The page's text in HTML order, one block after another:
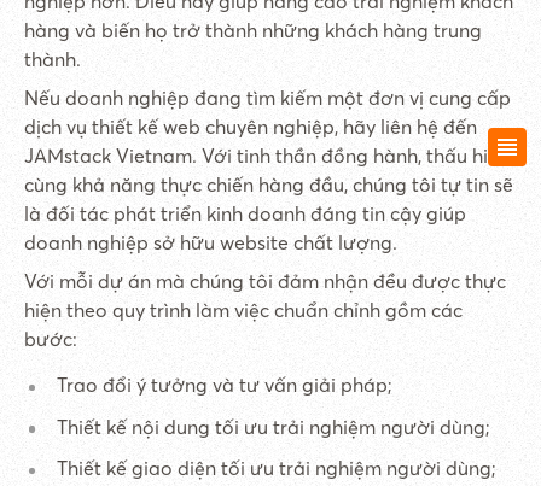
hàng và biến họ trở thành những khách hàng trung
thành.
Nếu doanh nghiệp đang tìm kiếm một đơn vị cung cấp
dịch vụ thiết kế web chuyên nghiệp, hãy liên hệ đến
JAMstack Vietnam. Với tinh thần đồng hành, thấu hiểu
cùng khả năng thực chiến hàng đầu, chúng tôi tự tin sẽ
là đối tác phát triển kinh doanh đáng tin cậy giúp
doanh nghiệp sở hữu website chất lượng.
Với mỗi dự án mà chúng tôi đảm nhận đều được thực
hiện theo quy trình làm việc chuẩn chỉnh gồm các
bước:
Trao đổi ý tưởng và tư vấn giải pháp;
Thiết kế nội dung tối ưu trải nghiệm người dùng;
Thiết kế giao diện tối ưu trải nghiệm người dùng;